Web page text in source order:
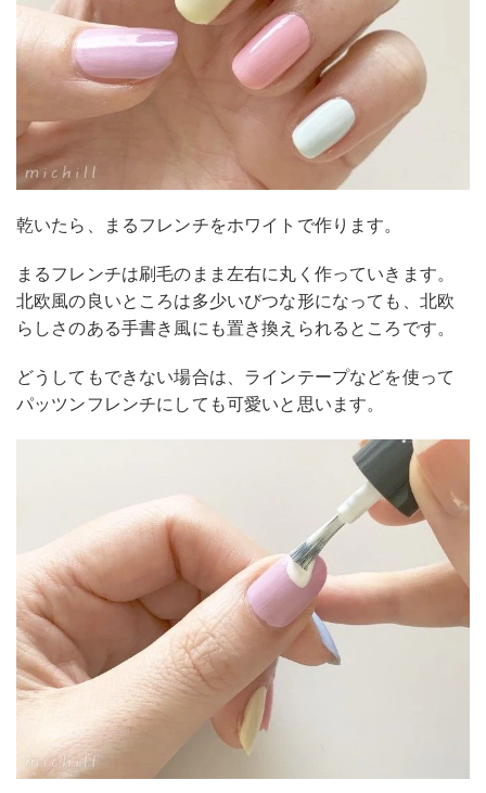
乾いたら、まるフレンチをホワイトで作ります。
まるフレンチは刷毛のまま左右に丸く作っていきます。
北欧風の良いところは多少いびつな形になっても、北欧
らしさのある手書き風にも置き換えられるところです。
どうしてもできない場合は、ラインテープなどを使って
パッツンフレンチにしても可愛いと思います。